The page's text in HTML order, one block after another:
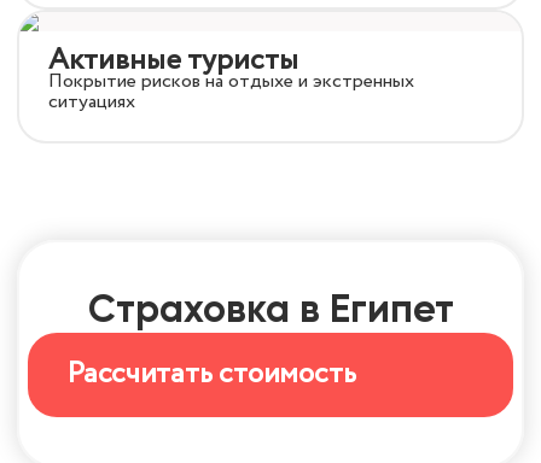
Активные туристы
Покрытие рисков на отдыхе и экстренных
ситуациях
Страховка в Египет
Рассчитать стоимость